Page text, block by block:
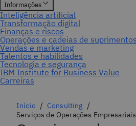
Início
Consulting
Serviços de Operações Empresariais